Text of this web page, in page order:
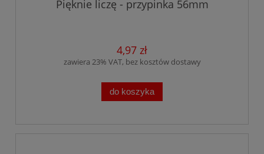
Pięknie liczę - przypinka 56mm
4,97 zł
zawiera 23% VAT, bez kosztów dostawy
do koszyka